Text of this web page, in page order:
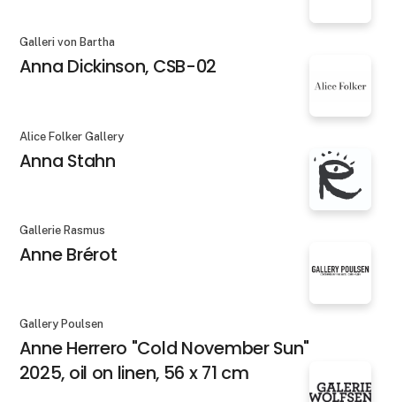
Galleri von Bartha
Anna Dickinson, CSB-02
Alice Folker Gallery
Anna Stahn
Gallerie Rasmus
Anne Brérot
Gallery Poulsen
Anne Herrero "Cold November Sun"
2025, oil on linen, 56 x 71 cm